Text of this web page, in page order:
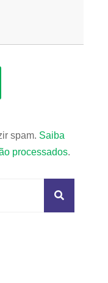
spam. Saiba
processados.